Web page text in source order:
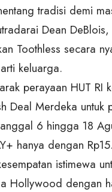
tradisi demi
Dean
Toothless secara
keluarga.
perayaan HUT
Deal Merdeka
6 hingga 18
hanya dengan
istimewa
Hollywood dengan